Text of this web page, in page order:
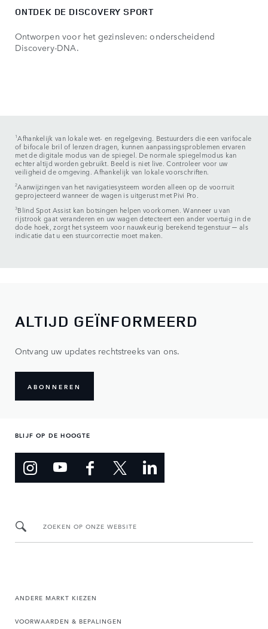
ONTDEK DE DISCOVERY SPORT
Ontworpen voor het gezinsleven: onderscheidend
Discovery-DNA.
1Afhankelijk van lokale wet- en regelgeving. Bestuurders die een varifocale
of bifocale bril of lenzen dragen, kunnen aanpassingsproblemen ervaren
met de digitale modus van de spiegel. De normale spiegelmodus kan
echter altijd worden gebruikt. Beeld is niet live. Controleer voor uw
veiligheid de omgeving. Afhankelijk van lokale voorschriften.
2Aanwijzingen van het navigatiesysteem worden alleen op de voorruit
geprojecteerd wanneer de wagen is uitgerust met Pivi Pro.
3Blind Spot Assist kan botsingen helpen voorkomen. Wanneer u van
rijstrook gaat veranderen en uw wagen detecteert een ander voertuig in de
dode hoek, zorgt het systeem voor nauwkeurig berekend tegenstuur ─ als
indicatie dat u een stuurcorrectie moet maken.
ALTIJD GEÏNFORMEERD
Ontvang uw updates rechtstreeks van ons.
ABONNEREN
BLIJF OP DE HOOGTE
ZOEKEN OP ONZE WEBSITE
ANDERE MARKT KIEZEN
VOORWAARDEN & BEPALINGEN